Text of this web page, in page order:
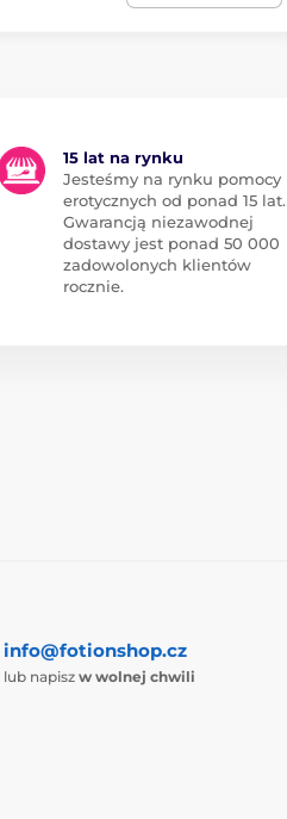
15 lat na rynku
Jesteśmy na rynku pomocy
erotycznych od ponad 15 lat.
Gwarancją niezawodnej
dostawy jest ponad 50 000
zadowolonych klientów
rocznie.
info@fotionshop.cz
lub napisz w wolnej chwili